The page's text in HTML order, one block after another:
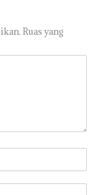
Ruas yang